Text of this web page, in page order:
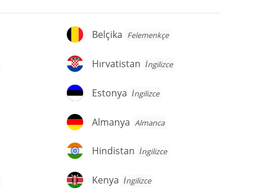
Belçika
Belçika Felemenkçe
Hırvatistan
Hırvatistan İngilizce
Estonya
Estonya İngilizce
Almanya
Almanya Almanca
Hindistan
Hindistan İngilizce
Kenya
Kenya İngilizce